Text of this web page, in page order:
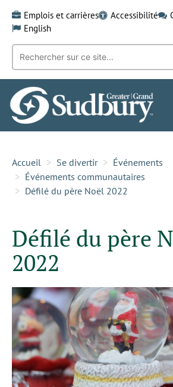
content
Emplois et carrières Accessibilité
English
Recherche
mot-
clé:
Accueil Se divertir
Événements
Événements communautaires
Défilé du père Noël 2022
Défilé du père
2022